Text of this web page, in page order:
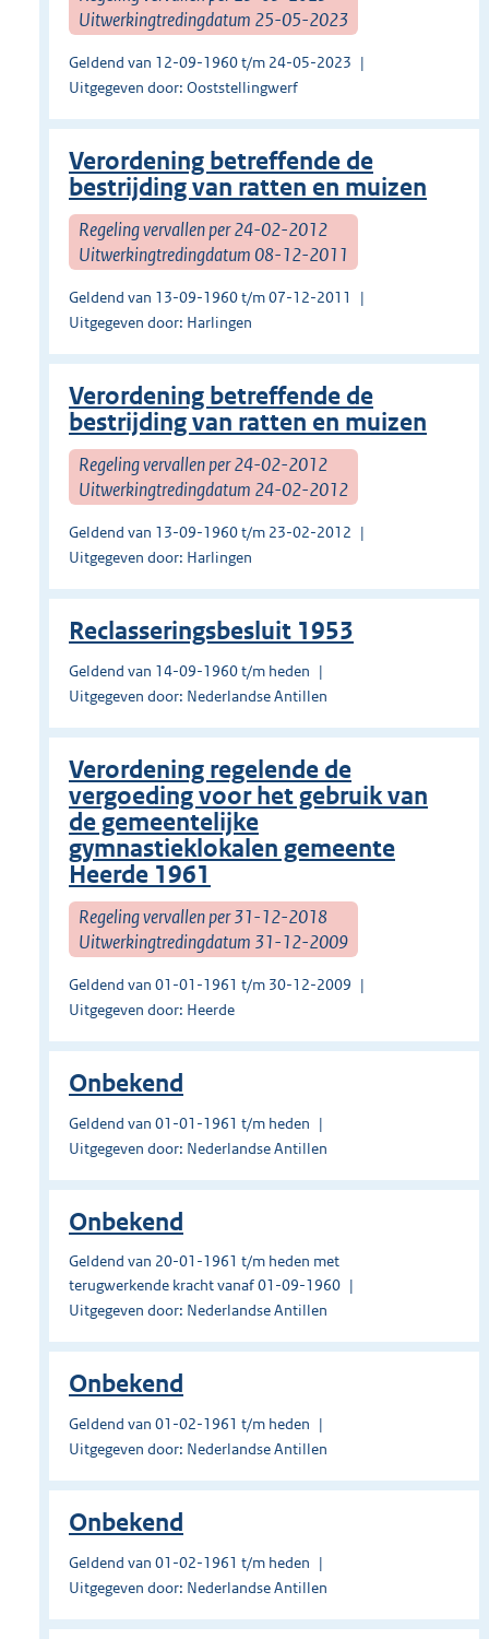
Uitwerkingtredingdatum 25-05-2023
Geldend van 12-09-1960 t/m 24-05-2023
Uitgegeven door: Ooststellingwerf
Verordening betreffende de
bestrijding van ratten en muizen
Regeling vervallen per 24-02-2012
Uitwerkingtredingdatum 08-12-2011
Geldend van 13-09-1960 t/m 07-12-2011
Uitgegeven door: Harlingen
Verordening betreffende de
bestrijding van ratten en muizen
Regeling vervallen per 24-02-2012
Uitwerkingtredingdatum 24-02-2012
Geldend van 13-09-1960 t/m 23-02-2012
Uitgegeven door: Harlingen
Reclasseringsbesluit 1953
Geldend van 14-09-1960 t/m heden
Uitgegeven door: Nederlandse Antillen
Verordening regelende de
vergoeding voor het gebruik van
de gemeentelijke
gymnastieklokalen gemeente
Heerde 1961
Regeling vervallen per 31-12-2018
Uitwerkingtredingdatum 31-12-2009
Geldend van 01-01-1961 t/m 30-12-2009
Uitgegeven door: Heerde
Onbekend
Geldend van 01-01-1961 t/m heden
Uitgegeven door: Nederlandse Antillen
Onbekend
Geldend van 20-01-1961 t/m heden met
terugwerkende kracht vanaf 01-09-1960
Uitgegeven door: Nederlandse Antillen
Onbekend
Geldend van 01-02-1961 t/m heden
Uitgegeven door: Nederlandse Antillen
Onbekend
Geldend van 01-02-1961 t/m heden
Uitgegeven door: Nederlandse Antillen